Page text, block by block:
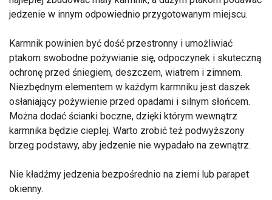
jedzenie w innym odpowiednio przygotowanym miejscu.
Karmnik powinien być dość przestronny i umożliwiać
ptakom swobodne pożywianie się, odpoczynek i skuteczną
ochronę przed śniegiem, deszczem, wiatrem i zimnem.
Niezbędnym elementem w każdym karmniku jest daszek
osłaniający pożywienie przed opadami i silnym słońcem.
Można dodać ścianki boczne, dzięki którym wewnątrz
karmnika będzie cieplej. Warto zrobić też podwyższony
brzeg podstawy, aby jedzenie nie wypadało na zewnątrz.
Nie kładźmy jedzenia bezpośrednio na ziemi lub parapet
okienny.